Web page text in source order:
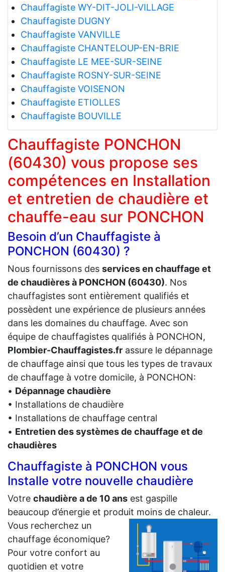
Chauffagiste WY-DIT-JOLI-VILLAGE
Chauffagiste DUGNY
Chauffagiste VANVILLE
Chauffagiste CHANTELOUP-EN-BRIE
Chauffagiste LE MEE-SUR-SEINE
Chauffagiste ROSNY-SUR-SEINE
Chauffagiste VOISENON
Chauffagiste ETIOLLES
Chauffagiste BOUVILLE
Chauffagiste PONCHON
(60430) vous propose ses
compétences en Installation
et entretien de chaudière et
chauffe-eau sur PONCHON
Besoin d’un Chauffagiste à
PONCHON (60430) ?
Nous fournissons des services en chauffage et
de chaudières à PONCHON (60430). Nos
chauffagistes sont entièrement qualifiés et
possèdent une expérience de plusieurs années
dans les domaines du chauffage. Avec son
équipe de chauffagistes qualifiés à PONCHON,
Plombier-Chauffagistes.fr assure le dépannage
de chauffage ainsi que tous les types de travaux
de chauffage à votre domicile, à PONCHON:
• Dépannage chaudière
• Installations de chaudière
• Installations de chauffage central
• Entretien des systèmes de chauffage et de
chaudières
Chauffagiste à PONCHON vous
Installe votre nouvelle chaudière
Votre chaudière a de 10 ans est gaspille
beaucoup d’énergie et produit moins de chaleur.
Vous recherchez un
chauffage économique?
Pour votre confort au
quotidien et votre